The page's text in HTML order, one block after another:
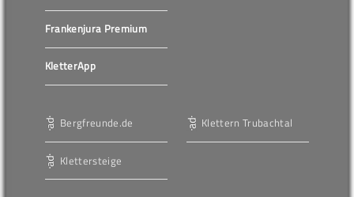
Frankenjura Premium
KletterApp
Bergfreunde.de
Klettersteige
Klettern Trubachtal